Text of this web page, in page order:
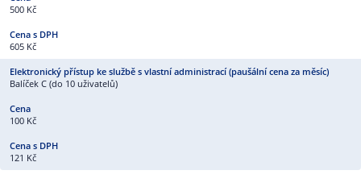
500 Kč
605 Kč
Balíček C (do 10 uživatelů)
100 Kč
121 Kč